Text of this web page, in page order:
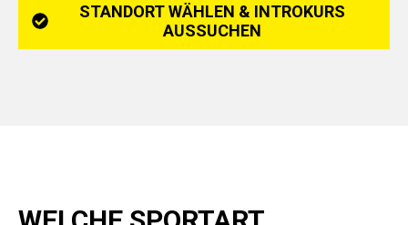
STANDORT WÄHLEN & INTROKURS
AUSSUCHEN